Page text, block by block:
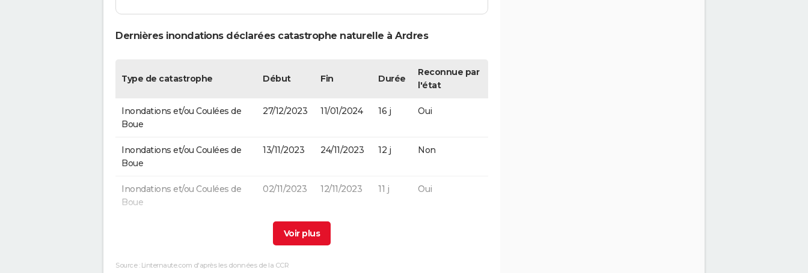
Dernières inondations déclarées catastrophe naturelle à Ardres
Type de catastrophe Début Fin Durée
Reconnue par
l'état
Inondations et/ou Coulées de
Boue
27/12/2023 11/01/2024 16 j Oui
Inondations et/ou Coulées de
Boue
13/11/2023 24/11/2023 12 j Non
Inondations et/ou Coulées de
Boue
02/11/2023 12/11/2023 11 j Oui
01/11/2012 04/11/2012
Inondations Remontée Nappe 29/10/2012
Source : Linternaute.com d'après les données de la CCR